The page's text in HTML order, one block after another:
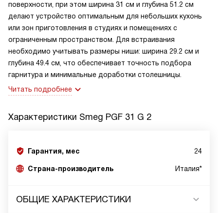
поверхности, при этом ширина 31 см и глубина 51.2 см
делают устройство оптимальным для небольших кухонь
или зон приготовления в студиях и помещениях с
ограниченным пространством. Для встраивания
необходимо учитывать размеры ниши: ширина 29.2 см и
глубина 49.4 см, что обеспечивает точность подбора
гарнитура и минимальные доработки столешницы.
Читать подробнее
Характеристики Smeg PGF 31 G 2
Гарантия, мес 24
Страна-производитель Италия*
ОБЩИЕ ХАРАКТЕРИСТИКИ